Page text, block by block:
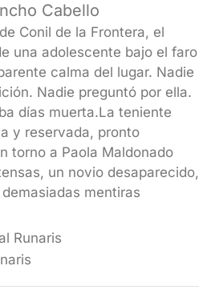
Cabello
Conil de la Frontera, el
una adolescente bajo el faro
calma del lugar. Nadie
Nadie preguntó por ella.
días muerta.La teniente
y reservada, pronto
torno a Paola Maldonado
un novio desaparecido,
mentiras
Runaris